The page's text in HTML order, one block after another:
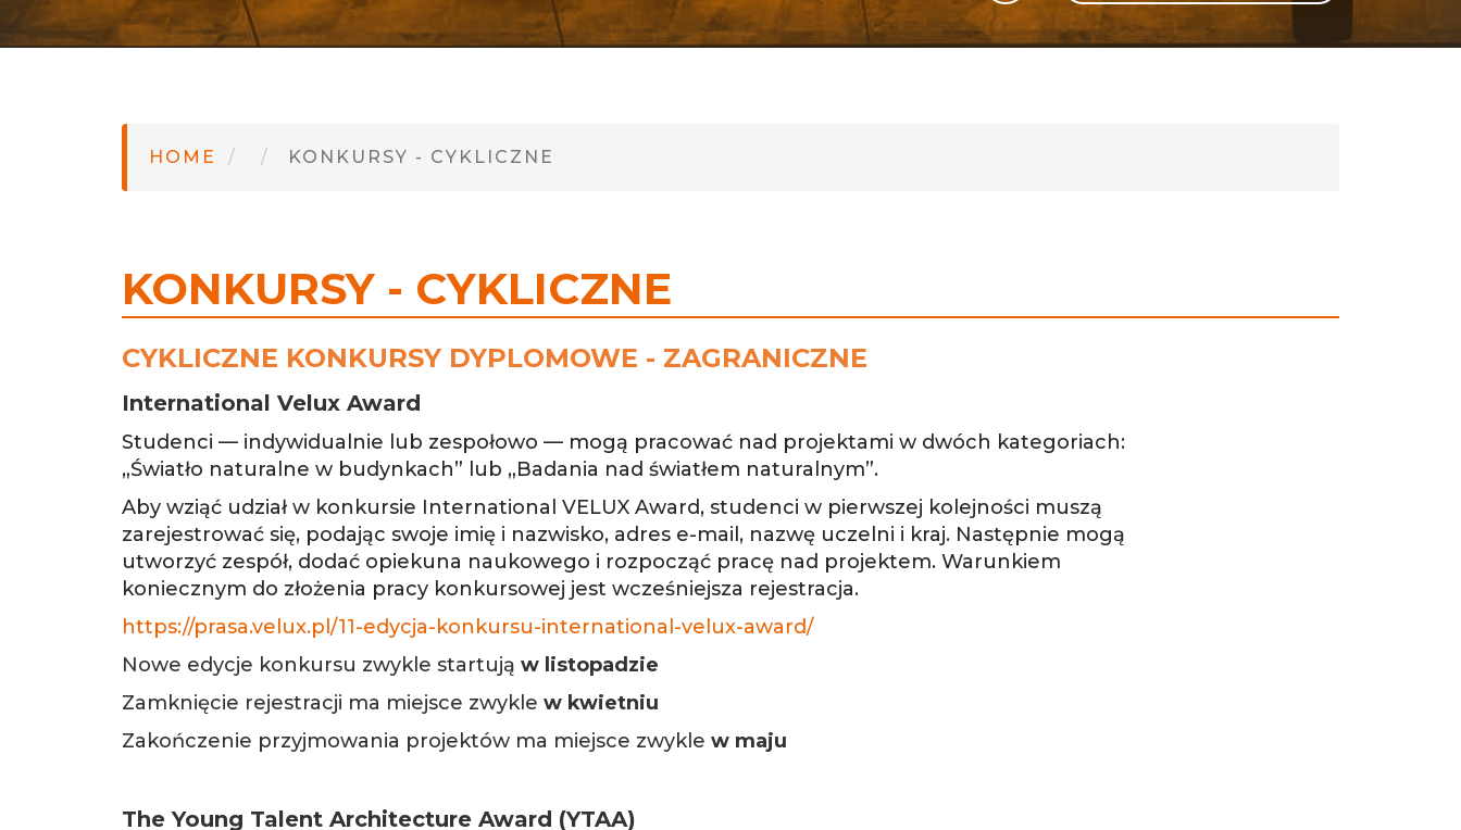
GLI
SH
HOME KONKURSY - CYKLICZNE
KONKURSY - CYKLICZNE
CYKLICZNE KONKURSY DYPLOMOWE - ZAGRANICZNE
International Velux Award
Studenci — indywidualnie lub zespołowo — mogą pracować nad projektami w dwóch kategoriach:
„Światło naturalne w budynkach” lub „Badania nad światłem naturalnym”.
Aby wziąć udział w konkursie International VELUX Award, studenci w pierwszej kolejności muszą
zarejestrować się, podając swoje imię i nazwisko, adres e-mail, nazwę uczelni i kraj. Następnie mogą
utworzyć zespół, dodać opiekuna naukowego i rozpocząć pracę nad projektem. Warunkiem
koniecznym do złożenia pracy konkursowej jest wcześniejsza rejestracja.
https://prasa.velux.pl/11-edycja-konkursu-international-velux-award/
Nowe edycje konkursu zwykle startują w listopadzie
Zamknięcie rejestracji ma miejsce zwykle w kwietniu
Zakończenie przyjmowania projektów ma miejsce zwykle w maju
The Young Talent Architecture Award (YTAA)